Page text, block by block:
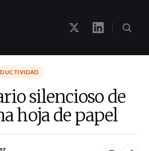
silencioso de
hoja de papel